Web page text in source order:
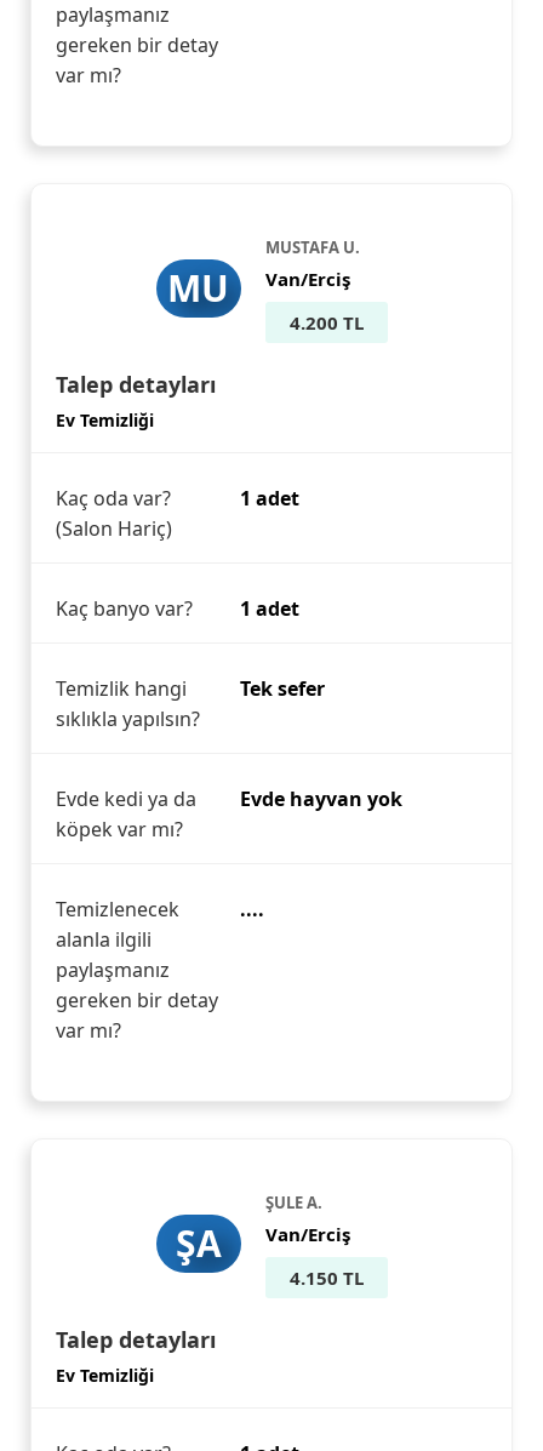
paylaşmanız
gereken bir detay
var mı?
MU
MUSTAFA U.
Van/Erciş
4.200 TL
Talep detayları
Ev Temizliği
Kaç oda var?
(Salon Hariç)
1 adet
Kaç banyo var? 1 adet
Temizlik hangi
sıklıkla yapılsın?
Tek sefer
Evde kedi ya da
köpek var mı?
Evde hayvan yok
Temizlenecek
alanla ilgili
paylaşmanız
gereken bir detay
var mı?
....
ŞA
ŞULE A.
Van/Erciş
4.150 TL
Talep detayları
Ev Temizliği